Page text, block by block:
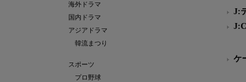
海外ドラマ
国内ドラマ
アジアドラマ
韓流まつり
スポーツ
プロ野球
J:
ケ